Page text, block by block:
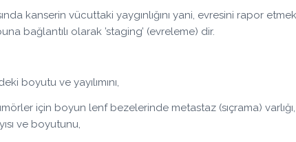
kanserin vücuttaki yaygınlığını yani, evresini rapor
bağlantılı olarak ’staging’ (evreleme) dir.
boyutu ve yayılımını,
için boyun lenf bezelerinde metastaz (sıçrama)
ve boyutunu,